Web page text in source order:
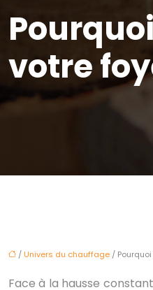
votre
/ Univers du chauffage /
Face à la hausse